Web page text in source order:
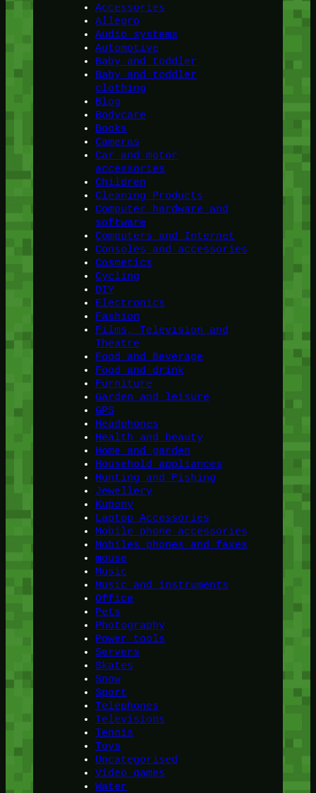
Accessories
Allegro
Audio systems
Automotive
Baby and toddler
Baby and toddler
clothing
Blog
Bodycare
Books
Cameras
Car and motor
accessories
Children
Cleaning Products
Computer hardware and
software
Computers and Internet
Consoles and accessories
Cosmetics
Cycling
DIY
Electronics
Fashion
Films, Television and
Theatre
Food and Beverage
Food and drink
Furniture
Garden and leisure
GPS
Headphones
Health and beauty
Home and garden
Household appliances
Hunting and Fishing
Jewellery
Kupony
Laptop Accessories
Mobile phone accessories
Mobiles phones and faxes
mouse
Music
Music and instruments
Office
Pets
Photography
Power tools
Servers
Skates
Snow
Sport
Telephones
Televisions
Tennis
Toys
Uncategorised
Video games
Water